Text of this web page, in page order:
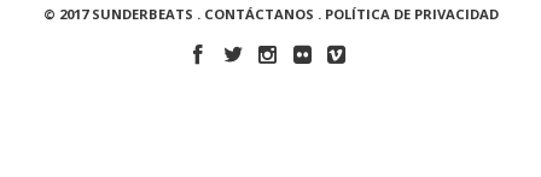
© 2017 SUNDERBEATS . CONTÁCTANOS . POLÍTICA DE PRIVACIDAD